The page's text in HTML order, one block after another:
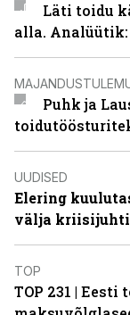
Läti toidu
alla.
Puhk ja
UUDISED
Elering
välja
TOP
TOP 231 |